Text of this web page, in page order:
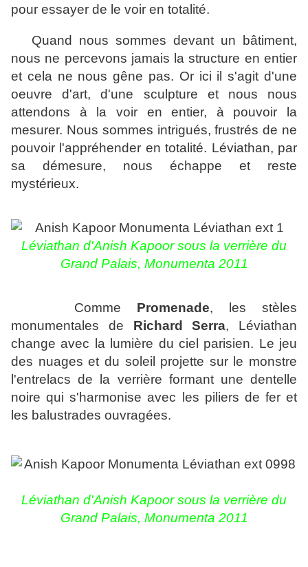
pour essayer de le voir en totalité.
Quand nous sommes devant un bâtiment,
nous ne percevons jamais la structure en entier
et cela ne nous gêne pas. Or ici il s'agit d'une
oeuvre d'art, d'une sculpture et nous nous
attendons à la voir en entier, à pouvoir la
mesurer. Nous sommes intrigués, frustrés de ne
pouvoir l'appréhender en totalité. Léviathan, par
sa démesure, nous échappe et reste
mystérieux.
Léviathan d'Anish Kapoor sous la verrière du
Grand Palais, Monumenta 2011
Comme Promenade, les stèles
monumentales de Richard Serra, Léviathan
change avec la lumière du ciel parisien. Le jeu
des nuages et du soleil projette sur le monstre
l'entrelacs de la verrière formant une dentelle
noire qui s'harmonise avec les piliers de fer et
les balustrades ouvragées.
Léviathan d'Anish Kapoor sous la verrière du
Grand Palais, Monumenta 2011